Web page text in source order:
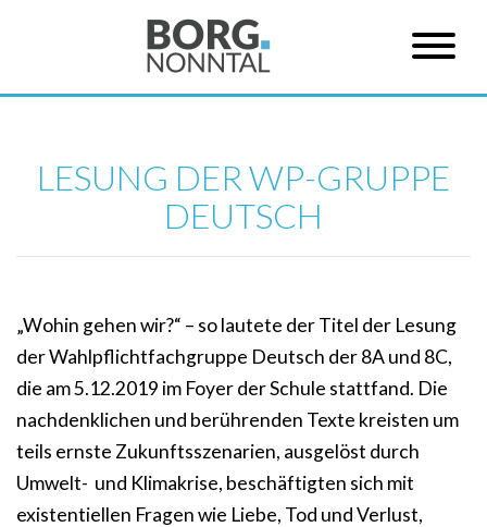
LESUNG DER WP-GRUPPE
DEUTSCH
„Wohin gehen wir?“ – so lautete der Titel der Lesung
der Wahlpflichtfachgruppe Deutsch der 8A und 8C,
die am 5.12.2019 im Foyer der Schule stattfand. Die
nachdenklichen und berührenden Texte kreisten um
teils ernste Zukunftsszenarien, ausgelöst durch
Umwelt- und Klimakrise, beschäftigten sich mit
existentiellen Fragen wie Liebe, Tod und Verlust,